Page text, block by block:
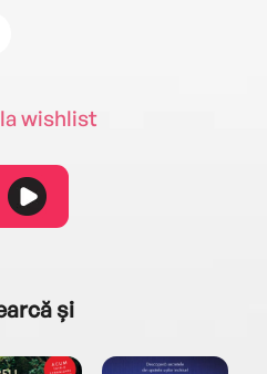
wishlist
și